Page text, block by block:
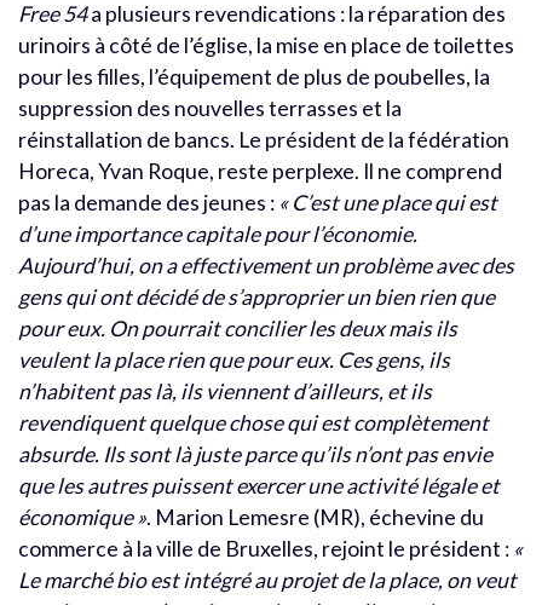
Free 54a plusieurs revendications : la réparation des
urinoirs à côté de l’église, la mise en place de toilettes
pour les filles, l’équipement de plus de poubelles, la
suppression des nouvelles terrasses et la
réinstallation de bancs. Le président de la fédération
Horeca, Yvan Roque, reste perplexe. Il ne comprend
pas la demande des jeunes : « C’est une place qui est
d’une importance capitale pour l’économie.
Aujourd’hui, on a effectivement un problème avec des
gens qui ont décidé de s’approprier un bien rien que
pour eux. On pourrait concilier les deux mais ils
veulent la place rien que pour eux. Ces gens, ils
n’habitent pas là, ils viennent d’ailleurs, et ils
revendiquent quelque chose qui est complètement
absurde. Ils sont là juste parce qu’ils n’ont pas envie
que les autres puissent exercer une activité légale et
économique ». Marion Lemesre (MR), échevine du
commerce à la ville de Bruxelles, rejoint le président : «
Le marché bio est intégré au projet de la place, on veut